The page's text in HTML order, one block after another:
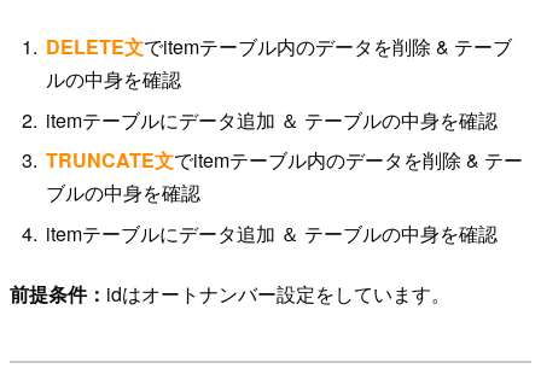
DELETE文でitemテーブル内のデータを削除 & テーブ
ルの中身を確認
itemテーブルにデータ追加 ＆ テーブルの中身を確認
TRUNCATE文でitemテーブル内のデータを削除 & テー
ブルの中身を確認
itemテーブルにデータ追加 ＆ テーブルの中身を確認
前提条件： idはオートナンバー設定をしています。